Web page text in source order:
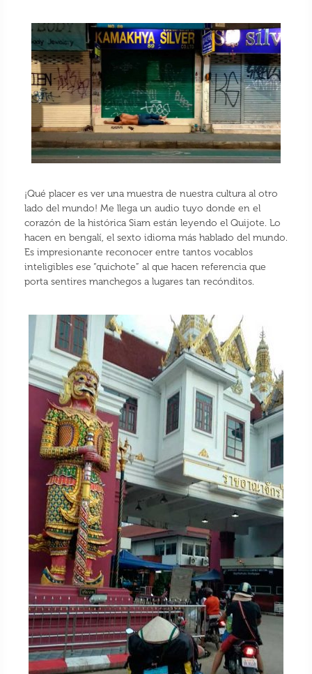
¡Qué placer es ver una muestra de nuestra cultura al otro
lado del mundo! Me llega un audio tuyo donde en el
corazón de la histórica Siam están leyendo el Quijote. Lo
hacen en bengalí, el sexto idioma más hablado del mundo.
Es impresionante reconocer entre tantos vocablos
inteligibles ese “quichote” al que hacen referencia que
porta sentires manchegos a lugares tan recónditos.